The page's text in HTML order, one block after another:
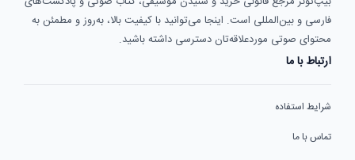
فارسی و بین‌المللی است. اینجا می‌توانید با کیفیت بالا، به‌روز و مطمئن به
محتوای صوتی موردعلاقه‌تان دسترسی داشته باشید.
ارتباط با ما
شرایط استفاده
تماس با ما